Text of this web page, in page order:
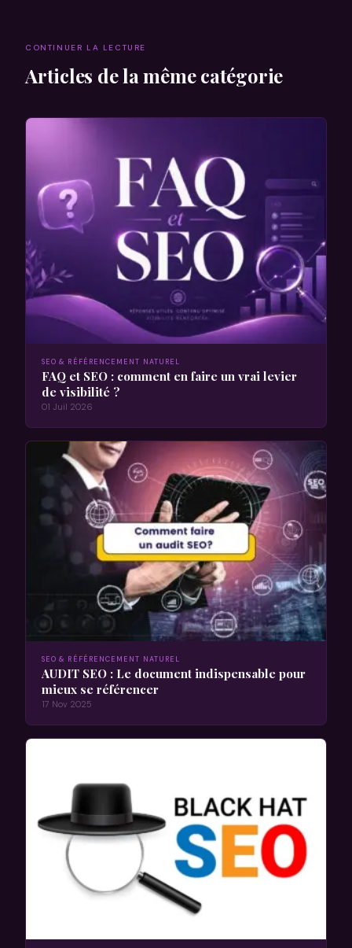
CONTINUER LA LECTURE
Articles de la même catégorie
SEO & RÉFÉRENCEMENT NATUREL
FAQ et SEO : comment en faire un vrai levier
de visibilité ?
01 Juil 2026
SEO & RÉFÉRENCEMENT NATUREL
AUDIT SEO : Le document indispensable pour
mieux se référencer
17 Nov 2025